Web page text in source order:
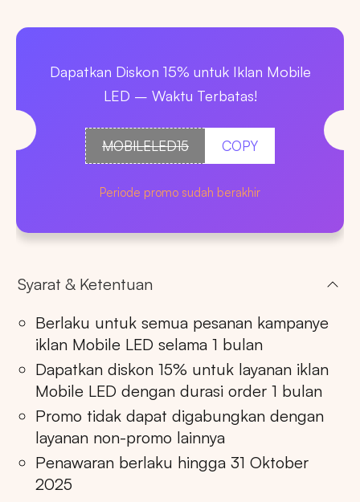
Dapatkan Diskon 15% untuk Iklan Mobile
LED – Waktu Terbatas!
MOBILELED15 COPY
Periode promo sudah berakhir
Syarat & Ketentuan
Berlaku untuk semua pesanan kampanye
iklan Mobile LED selama 1 bulan
Dapatkan diskon 15% untuk layanan iklan
Mobile LED dengan durasi order 1 bulan
Promo tidak dapat digabungkan dengan
layanan non-promo lainnya
Penawaran berlaku hingga 31 Oktober
2025